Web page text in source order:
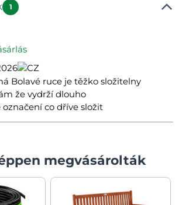
1
Bolavé ruce je těžko složitelny
že vydrží dlouho
co dříve složit
megvásárolták